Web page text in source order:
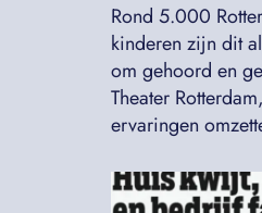
Rond 5.000
kinderen zijn dit
om gehoord en
Theater
ervaringen